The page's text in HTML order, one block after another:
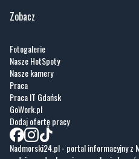
Zobacz
Fotogalerie
Nasze HotSpoty
Nasze kamery
Praca
Praca IT Gdańsk
GoWork.pl
Dodaj ofertę pracy
Nadmorski24.pl - portal informacyjny z